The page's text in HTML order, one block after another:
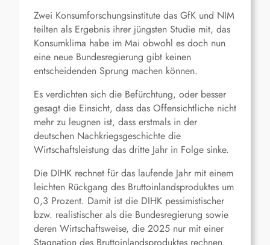
Zwei Konsumforschungsinstitute das GfK und NIM
teilten als Ergebnis ihrer jüngsten Studie mit, das
Konsumklima habe im Mai obwohl es doch nun
eine neue Bundesregierung gibt keinen
entscheidenden Sprung machen können.
Es verdichten sich die Befürchtung, oder besser
gesagt die Einsicht, dass das Offensichtliche nicht
mehr zu leugnen ist, dass erstmals in der
deutschen Nachkriegsgeschichte die
Wirtschaftsleistung das dritte Jahr in Folge sinke.
Die DIHK rechnet für das laufende Jahr mit einem
leichten Rückgang des Bruttoinlandsproduktes um
0,3 Prozent. Damit ist die DIHK pessimistischer
bzw. realistischer als die Bundesregierung sowie
deren Wirtschaftsweise, die 2025 nur mit einer